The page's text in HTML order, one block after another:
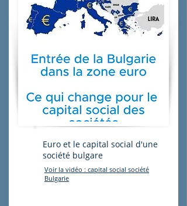
Euro et le capital social d'une
société bulgare
Voir la vidéo : capital social société
Bulgarie